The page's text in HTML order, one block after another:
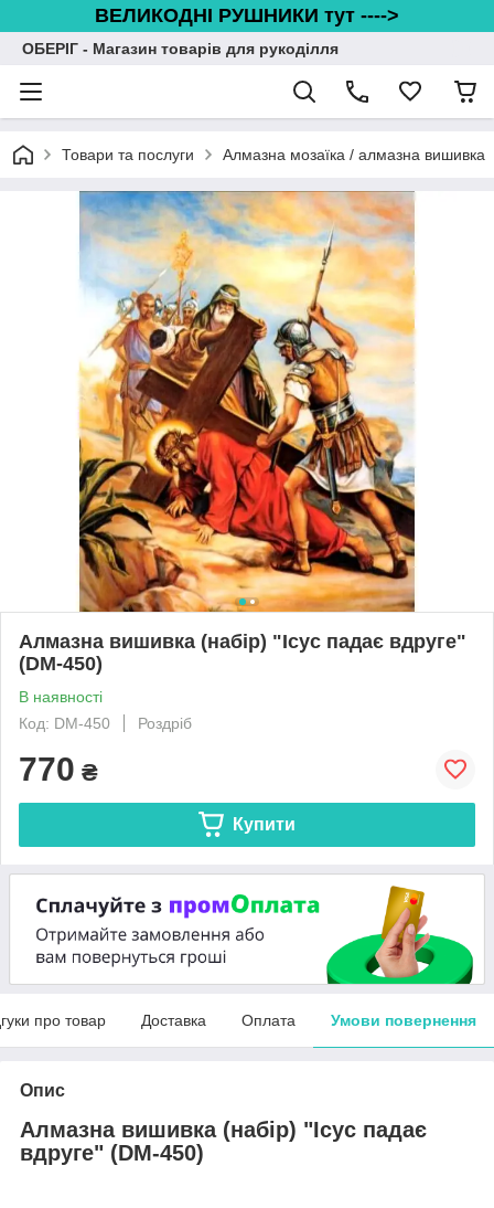
ВЕЛИКОДНІ РУШНИКИ тут ---->
ОБЕРІГ - Магазин товарів для рукоділля
Товари та послуги Алмазна мозаїка / алмазна вишивка
Алмазна вишивка (набір) "Ісус падає вдруге"
(DM-450)
В наявності
Код: DM-450
Роздріб
770 ₴
Купити
про товар Доставка Оплата Умови повернення
Опис
Алмазна вишивка (набір) "Ісус падає
вдруге" (DM-450)